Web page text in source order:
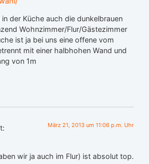
der Küche auch die dunkelbrauen
Wohnzimmer/Flur/Gästezimmer
ist ja bei uns eine offene vom
mit einer halbhohen Wand und
von 1m
März 21, 2013 um 11:06 p.m. Uhr
wir ja auch im Flur) ist absolut top.